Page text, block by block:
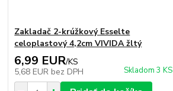
Zakladač 2-krúžkový Esselte
celoplastový 4,2cm VIVIDA žltý
6,99 EUR/KS
5,68 EUR bez DPH Skladom 3 KS